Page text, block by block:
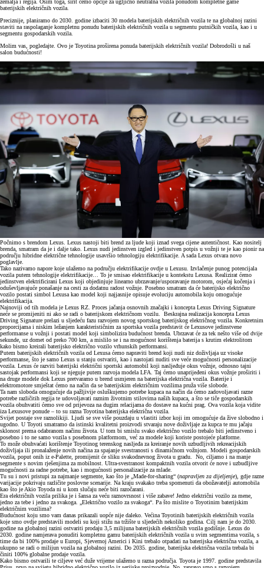
baterijskih električnih vozila.
Preciznije, planiramo do 2030. godine izbaciti 30 modela baterijskih električnih vozila te na globalnoj razini
staviti na raspolaganje kompletnu ponudu baterijskih električnih vozila u segmentu putničkih vozila, kao i u
segmentu gospodarskih vozila.
Molim vas, pogledajte. Ovo je Toyotina proširena ponuda baterijskih električnih vozila! Dobrodošli u naš
salon budućnosti!
Počnimo s brendom Lexus. Lexus nastoji biti brend za ljude koji iznad svega cijene autentičnost. Kao nositelj
brenda, smatram da je i dalje tako. Lexus nudi jedinstven izgled i jedinstven potpis u vožnji te je kao pionir na
području hibridne električne tehnologije usavršio tehnologiju elektrifikacije. A sada Lexus otvara novo
poglavlje.
Tako nazivamo napore koje ulažemo na području elektrifikacije ovdje u Lexusu. Izvlačenje punog potencijala
vozila putem tehnologije elektrifikacije… To je smisao elektrifikacije u kontekstu Lexusa. Realizirat ćemo
jedinstven elektrificirani Lexus koji objedinjuje linearno ubrzavanje/usporavanje motorom, osjećaj kočenja i
oduševljavajuće ponašanje na cesti za dodatnu radost vožnje. Posebno smatram da će baterijsko električno
vozilo postati simbol Lexusa kao model koji najjasnije opisuje evoluciju automobila koju omogućuje
elektrifikacija.
Najnoviji od tih modela je Lexus RZ. Proces jačanja osnovnih značajki i koncepta Lexus Driving Signature
neće se promijeniti ni ako se radi o baterijskom električnom vozilu. Beskrajna realizacija koncepta Lexus
Driving Signature prelazi u sljedeću fazu razvojem novog sportskog baterijskog električnog vozila. Konkretnim
proporcijama i niskim ležanjem karakterističnim za sportska vozila predstavit će Lexusove jedinstvene
performanse u vožnji i postati model koji simbolizira budućnost brenda. Ubrzavat će za tek nešto više od dvije
sekunde, uz domet od preko 700 km, a mislilo se i na mogućnost korištenja baterija s krutim elektrolitom
kako bismo kreirali baterijsko električno vozilo vrhunskih performansi.
Putem baterijskih električnih vozila od Lexusa ćemo napraviti brend koji nudi niz doživljaja uz visoke
performanse, što je samo Lexus u stanju ostvariti, kao i nastojati nuditi sve veće mogućnosti personalizacije
vozila. Lexus će razviti baterijski električni sportski automobil koji nasljeđuje okus vožnje, odnosno tajni
sastojak performansi koji se njeguje putem razvoja modela LFA. Taj ćemo unaprijeđeni okus vožnje proširiti i
na druge modele dok Lexus pretvaramo u brend usmjeren na baterijska električna vozila. Baterije i
elektromotore smještat ćemo na način da se baterijskim električnim vozilima pruža više slobode.
Ta nam sloboda omogućuje da pažljivije osluškujemo potrebe kupaca na način da ćemo zadovoljavati razne
potrebe različitih regija te udovoljavati raznim životnim stilovima naših kupaca, a što se tiče gospodarskih
vozila obuhvatiti ćemo sve od prijevoza na dugim relacijama do dostave na kućni prag. Ova vozila koja vidite
iza Lexusove ponude – to su razna Toyotina baterijska električna vozila.
Svijet postaje sve raznolikiji. Ljudi se sve više pouzdaju u vlastiti izbor koji im omogućuje da žive slobodno i
ugodno. U Toyoti smatramo da istinski kvalitetni proizvodi stvaraju nove doživljaje za kupca te mu jačaju
sklonost prema odabranom načinu života. U tom bi smislu svako električno vozilo trebalo biti jedinstveno i
posebno i to ne samo vozila s posebnom platformom, već za modele koji koriste postojeće platforme.
To može obuhvaćati korištenje Toyotinog terenskog nasljeđa za kreiranje novih uzbudljivih rekreacijskih
doživljaja ili pronalaženje novih načina za spajanje svestranosti s dinamičnom vožnjom. Modeli gospodarskih
vozila, poput onih iz e-Palette, promijenit će sliku svakodnevnog života u gradu. No, ciljamo i na manje
segmente s novim rješenjima za mobilnost. Ultra-svestranost kompaktnih vozila otvorit će nove i uzbudljive
mogućnosti za radne potrebe, kao i mogućnosti personalizacije za mlade.
Tu su i novi pristupi za najmanje segmente, kao što je „Made-for-sharing“ (napravljen za dijeljenje), gdje razne
varijacije pokrivaju različite poslovne scenarije. Na kraju svakako treba spomenuti da obožavatelji automobila
kao što je Akio Toyoda ni u kom slučaju neće biti razočarani.
Era električnih vozila prilika je i šansa za veću raznovrsnost i više zabave! Jedno električni vozilo za mene,
jedno za tebe i jedno za svakoga. „Električno vozilo za svakoga“. Pa što mislite o Toyotinim baterijskim
električnim vozilima?
Budućnost koju smo vam danas prikazali uopće nije daleko. Većina Toyotinih baterijskih električnih vozila
koje smo ovdje predstavili modeli su koji stižu na tržište u sljedećih nekoliko godina. Cilj nam je do 2030.
godine na globalnoj razini ostvariti prodaju 3,5 milijuna baterijskih električnih vozila godišnje. Lexus do
2030. godine namjerava ponuditi kompletnu gamu baterijskih električnih vozila u svim segmentima vozila, s
time da bi 100% prodaje u Europi, Sjevernoj Americi i Kini trebalo otpadati na baterijska električna vozila, a
ukupno se radi o milijun vozila na globalnoj razini. Do 2035. godine, baterijska električna vozila trebala bi
činiti 100% globalne prodaje vozila.
Kako bismo ostvarili te ciljeve već duže vrijeme ulažemo u razna područja. Toyota je 1997. godine predstavila